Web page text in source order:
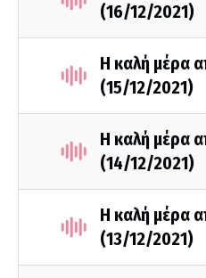
(16/12/2021)
Η καλή μέρα
(15/12/2021)
Η καλή μέρα
(14/12/2021)
Η καλή μέρα
(13/12/2021)